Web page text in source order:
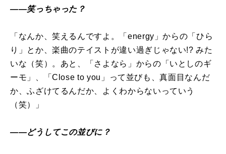
――笑っちゃった？
「なんか、笑えるんですよ。「energy」からの「ひら
り」とか、楽曲のテイストが違い過ぎじゃない!? みた
いな（笑）。あと、「さよなら」からの「いとしのギ
ーモ」、「Close to you」って並びも、真面目なんだ
か、ふざけてるんだか、よくわからないっていう
（笑）」
――どうしてこの並びに？